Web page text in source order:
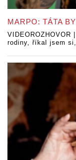
MARPO: TÁTA
rodiny, říkal jsem